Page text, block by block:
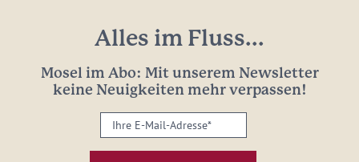
Alles im Fluss...
Mosel im Abo: Mit unserem Newsletter
keine Neuigkeiten mehr verpassen!
Ihre
E-
Mail-